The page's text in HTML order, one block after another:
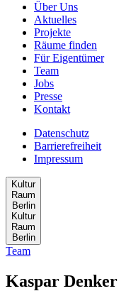
Über Uns
Aktuelles
Projekte
Räume finden
Für Eigentümer
Team
Jobs
Presse
Kontakt
Datenschutz
Barrierefreiheit
Impressum
Kultur
Raum
Berlin
Kultur
Raum
Berlin
Team
Kaspar Denker